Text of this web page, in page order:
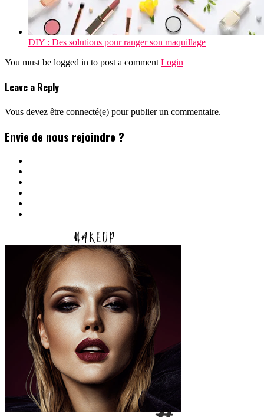
DIY : Des solutions pour ranger son maquillage
You must be logged in to post a comment Login
Leave a Reply
Vous devez être connecté(e) pour publier un commentaire.
Envie de nous rejoindre ?